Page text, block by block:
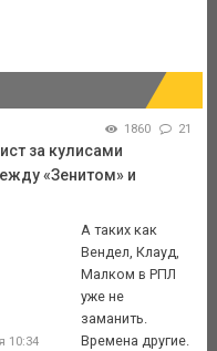
1860 21
за кулисами
«Зенитом» и
10:34
А таких как
Вендел, Клауд,
Малком в РПЛ
уже не
заманить.
Времена другие.